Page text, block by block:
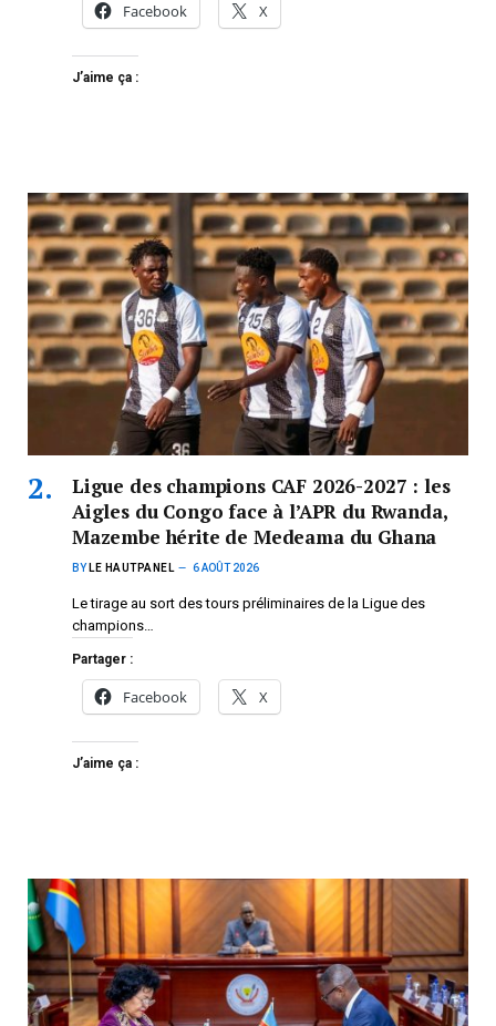
Facebook X
J’aime ça :
Ligue des champions CAF 2026-2027 : les
Aigles du Congo face à l’APR du Rwanda,
Mazembe hérite de Medeama du Ghana
BY LE HAUTPANEL 6 AOÛT 2026
Le tirage au sort des tours préliminaires de la Ligue des
champions…
Partager :
Facebook X
J’aime ça :